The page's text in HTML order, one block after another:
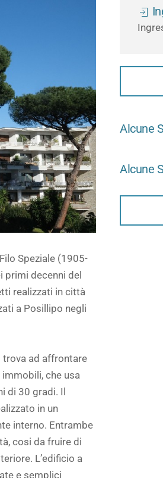
Speziale (1905-
decenni del
realizzati in città
a Posillipo negli
trova ad affrontare
che usa
di 30 gradi. Il
in un
interno. Entrambe
cosi da fruire di
L’edificio a
e semplici
Alcune
Alcune